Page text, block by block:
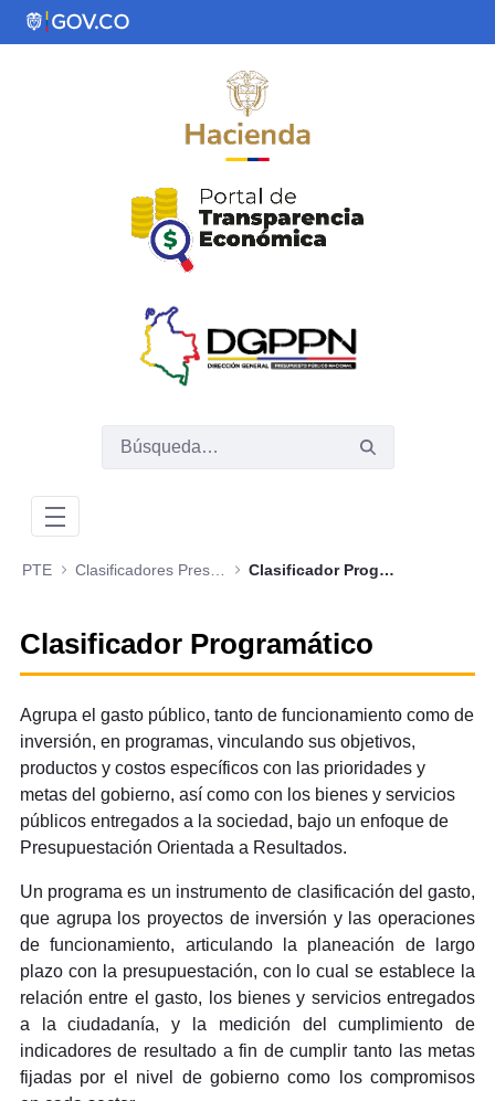
Saltar al contenido principal
PTE Clasificadores Presupuestales Clasificador Programático
Clasificador Programático
Agrupa el gasto público, tanto de funcionamiento como de
inversión, en programas, vinculando sus objetivos,
productos y costos específicos con las prioridades y
metas del gobierno, así como con los bienes y servicios
públicos entregados a la sociedad, bajo un enfoque de
Presupuestación Orientada a Resultados.
Un programa es un instrumento de clasificación del gasto,
que agrupa los proyectos de inversión y las operaciones
de funcionamiento, articulando la planeación de largo
plazo con la presupuestación, con lo cual se establece la
relación entre el gasto, los bienes y servicios entregados
a la ciudadanía, y la medición del cumplimiento de
indicadores de resultado a fin de cumplir tanto las metas
fijadas por el nivel de gobierno como los compromisos